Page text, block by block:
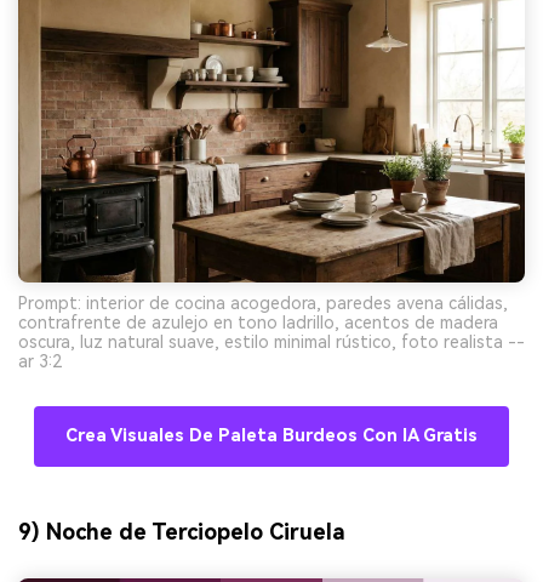
Prompt: interior de cocina acogedora, paredes avena cálidas,
contrafrente de azulejo en tono ladrillo, acentos de madera
oscura, luz natural suave, estilo minimal rústico, foto realista --
ar 3:2
Crea Visuales De Paleta Burdeos Con IA Gratis
9) Noche de Terciopelo Ciruela